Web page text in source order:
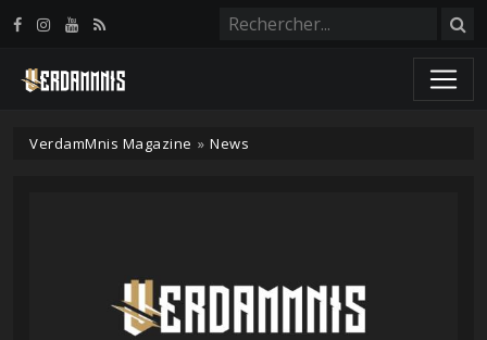
VerdamMnis Magazine » News
Panneau de gestion des cookies